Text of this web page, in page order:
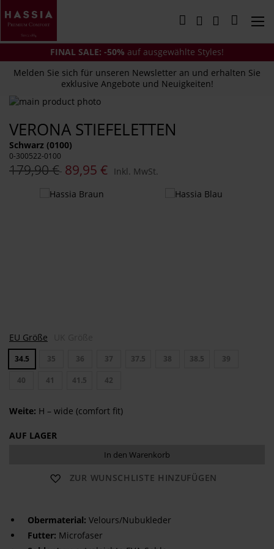
zum
Inhalt
Mein
FINAL SALE: -50% auf ausgewählte Styles!
Melden Sie sich für unseren Newsletter an und erhalten Sie
exklusive Angebote und Neuigkeiten!
VERONA STIEFELETTEN
Schwarz (0100)
0-300522-0100
179,90 € 89,95 € Inkl. MwSt.
E
R
O
N
A
O
EU Größe
34.5 35 36 37 37.5 38 38.5 39
40 41 41.5 42
Weite: H – wide (comfort fit)
AUF LAGER
In den Warenkorb
ZUR WUNSCHLISTE HINZUFÜGEN
Obermaterial: Velours/Nubukleder
Futter: Microfaser
Zum
der
Bildergalerie
springen
Anfang
der
Bildergalerie
springen